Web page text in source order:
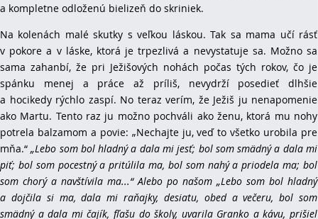
a kompletne odloženú bielizeň do skriniek.
Na kolenách malé skutky s veľkou láskou. Tak sa mama učí rásť
v pokore a v láske, ktorá je trpezlivá a nevystatuje sa. Možno sa
sama zahanbí, že pri Ježišových nohách počas tých rokov, čo je
spánku menej a práce až príliš, nevydrží posedieť dlhšie
a hocikedy rýchlo zaspí. No teraz verím, že Ježiš ju nenapomenie
ako Martu. Tento raz ju možno pochváli ako ženu, ktorá mu nohy
potrela balzamom a povie: „Nechajte ju, veď to všetko urobila pre
mňa.“„Lebo som bol hladný a dala mi jesť; bol som smädný a dala mi
piť; bol som pocestný a pritúlila ma, bol som nahý a priodela ma; bol
som chorý a navštívila ma...“ Alebo po našom „Lebo som bol hladný
a dojčila si ma, dala mi raňajky, desiatu, obed a večeru, bol som
smädný a dala mi čajík, fľašu do školy, uvarila Granko a kávu, prišiel